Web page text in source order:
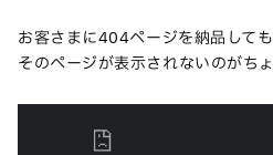
お客さまに404ページを納品して
そのページが表示されないのがち